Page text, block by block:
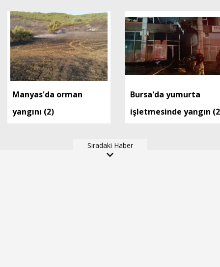
Manyas'da orman
yangını (2)
Bursa'da yumurta
işletmesinde yangın
Sıradaki Haber